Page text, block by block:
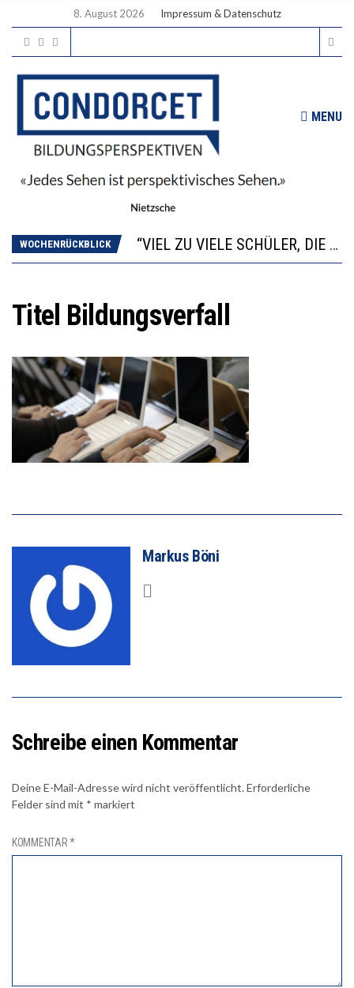
8. August 2026 Impressum & Datenschutz
MENU
WOCHENRÜCKBLICK
“VIEL ZU VIELE SCHÜLER, DIE GEMESSEN AN IHREN FÄHIGKEITEN GAR NICHT ANS GYMNASIUM GEHÖREN”
DIE GANZE HILFLOSIGKEIT DES BILDUNGSBÜRGERTUMS
Titel Bildungsverfall
Markus Böni
Schreibe einen Kommentar
Deine E-Mail-Adresse wird nicht veröffentlicht.Erforderliche
Felder sind mit * markiert
KOMMENTAR*